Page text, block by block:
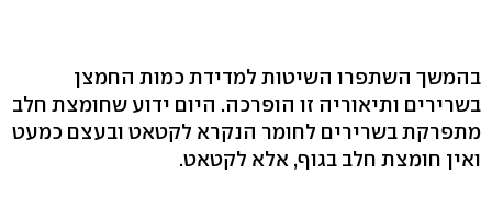
בהמשך השתפרו השיטות למדידת כמות החמצן
בשרירים ותיאוריה זו הופרכה. היום ידוע שחומצת חלב
מתפרקת בשרירים לחומר הנקרא לקטאט ובעצם כמעט
ואין חומצת חלב בגוף, אלא לקטאט.